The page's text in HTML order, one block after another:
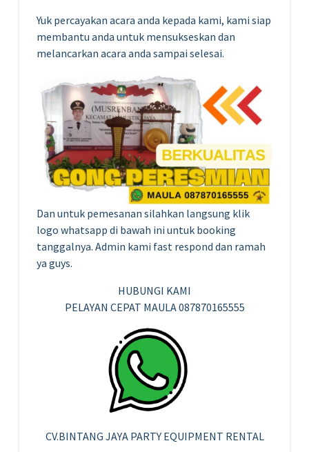
Yuk percayakan acara anda kepada kami, kami siap
membantu anda untuk mensukseskan dan
melancarkan acara anda sampai selesai.
Dan untuk pemesanan silahkan langsung klik
logo whatsapp di bawah ini untuk booking
tanggalnya. Admin kami fast respond dan ramah
ya guys.
HUBUNGI KAMI
PELAYAN CEPAT MAULA 087870165555
CV.BINTANG JAYA PARTY EQUIPMENT RENTAL